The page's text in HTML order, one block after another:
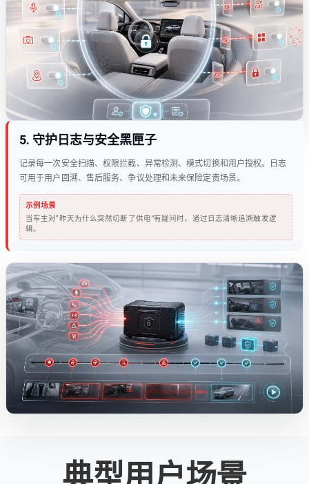
5. 守护日志与安全黑匣子
记录每一次安全扫描、权限拦截、异常检测、模式切换和用户授权。日志
可用于用户回溯、售后服务、争议处理和未来保险定责场景。
示例场景
当车主对“昨天为什么突然切断了供电”有疑问时，通过日志清晰追溯触发逻
辑。